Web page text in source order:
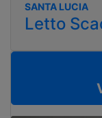
SANTA LUCIA
Letto